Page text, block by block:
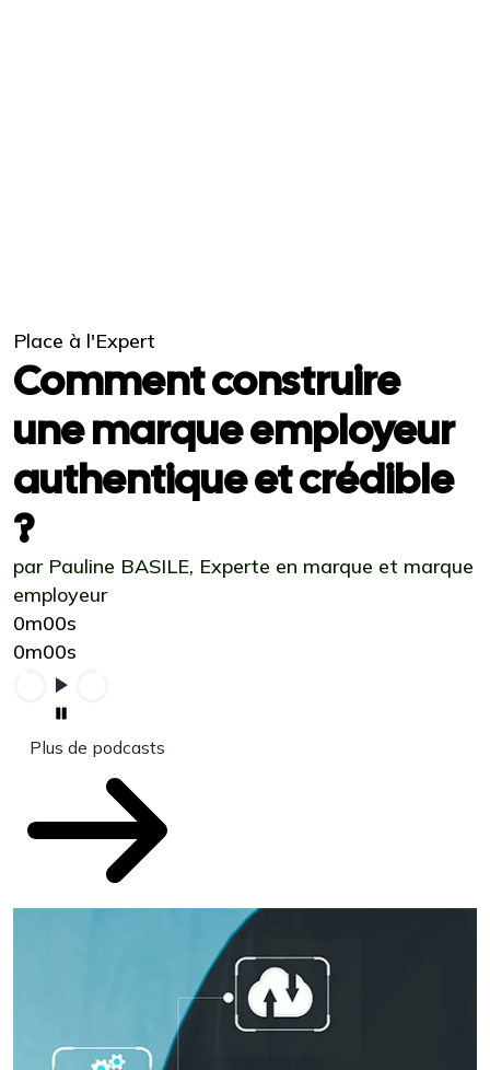
Place à l'Expert
Comment construire
une marque employeur
authentique et crédible
?
par Pauline BASILE, Experte en marque et marque
employeur
0m00s
0m00s
Plus de podcasts